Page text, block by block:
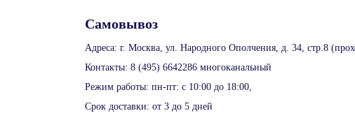
Самовывоз
Адреса: г. Москва, ул. Народного Ополчения, д. 34, стр.8
Контакты: 8 (495) 6642286 многоканальный
Режим работы: пн-пт: с 10:00 до 18:00,
Срок доставки: от 3 до 5 дней